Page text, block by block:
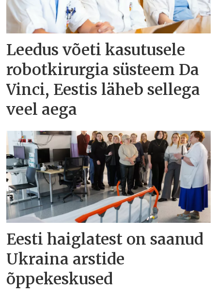
Leedus võeti kasutusele
robotkirurgia süsteem Da
Vinci, Eestis läheb sellega
veel aega
Eesti haiglatest on saanud
Ukraina arstide
õppekeskused